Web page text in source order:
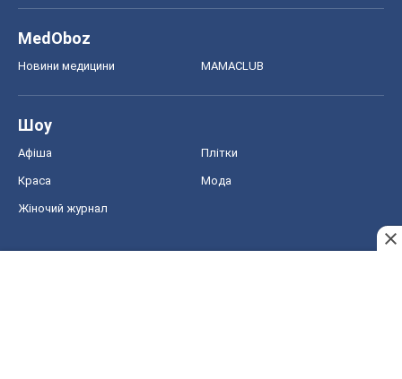
MedOboz
Новини медицини MAMACLUB
Шоу
Афіша Плітки
Краса Мода
Жіночий журнал